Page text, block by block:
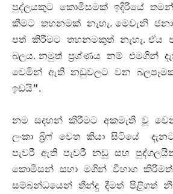
පුද්ලයකුට කොමිසමක් ඉදිරියේ
කීමට තහනමක් නැහැ. මෙවැනි
පත් කිරීමට තහනමකුත් නැහැ. ඒය
බලය. නමුත් ප්‍රශ්ණය නම් එමගින්
වෙමින් ඇති නඩුවලට වන
ඉඩයි”.
නම සදහන් කිරීමට අකමැති වූ
ලංකා බ්‍රීෆ් වෙත කියා සිටියේ
පැවරී ඇති පැවරී නඩු සහ
කොමිසන් සභා මගින් විභාග
සම්බන්ධයෙන් තීන්දු දීමත් පිළිගත් නීති